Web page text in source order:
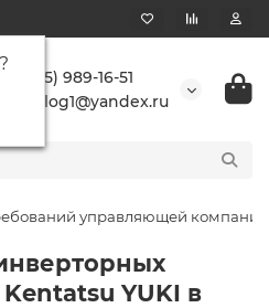
?
+7 (495) 989-16-51
buranlog1@yandex.ru
управляющей компании
YUKI в